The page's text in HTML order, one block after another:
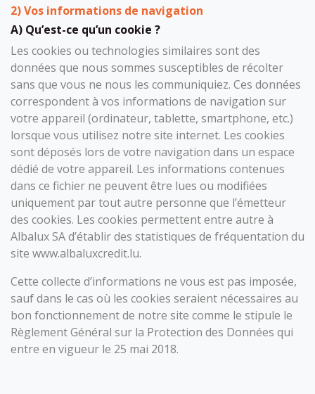
2) Vos informations de navigation
A) Qu’est-ce qu’un cookie ?
Les cookies ou technologies similaires sont des
données que nous sommes susceptibles de récolter
sans que vous ne nous les communiquiez. Ces données
correspondent à vos informations de navigation sur
votre appareil (ordinateur, tablette, smartphone, etc.)
lorsque vous utilisez notre site internet. Les cookies
sont déposés lors de votre navigation dans un espace
dédié de votre appareil. Les informations contenues
dans ce fichier ne peuvent être lues ou modifiées
uniquement par tout autre personne que l’émetteur
des cookies. Les cookies permettent entre autre à
Albalux SA d’établir des statistiques de fréquentation du
site www.albaluxcredit.lu.
Cette collecte d’informations ne vous est pas imposée,
sauf dans le cas où les cookies seraient nécessaires au
bon fonctionnement de notre site comme le stipule le
Règlement Général sur la Protection des Données qui
entre en vigueur le 25 mai 2018.